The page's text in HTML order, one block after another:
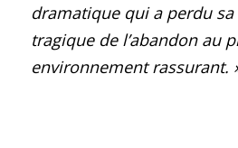
dramatique qui a perdu
tragique de l’abandon au
environnement rassurant.